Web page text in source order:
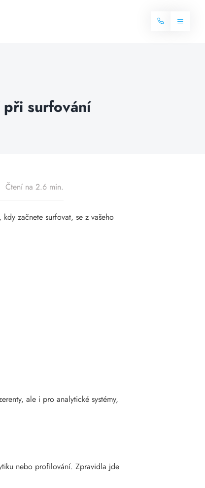
Toggle
Balíčky internetu
surfování
Čtení na 2.6 min.
začnete surfovat, se z vašeho
ale i pro analytické systémy,
nebo profilování. Zpravidla jde